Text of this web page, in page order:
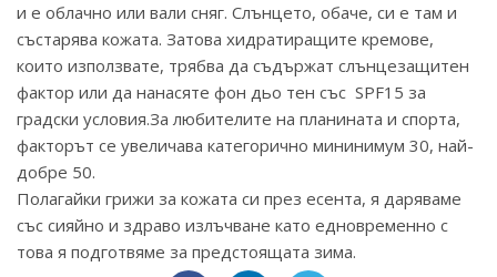
и е облачно или вали сняг. Слънцето, обаче, си е там и
състарява кожата. Затова хидратиращите кремове,
които използвате, трябва да съдържат слънцезащитен
фактор или да нанасяте фон дьо тен със SPF15 за
градски условия.За любителите на планината и спорта,
факторът се увеличава категорично мининимум 30, най-
добре 50.
Полагайки грижи за кожата си през есента, я даряваме
със сияйно и здраво излъчване като едновременно с
това я подготвяме за предстоящата зима.